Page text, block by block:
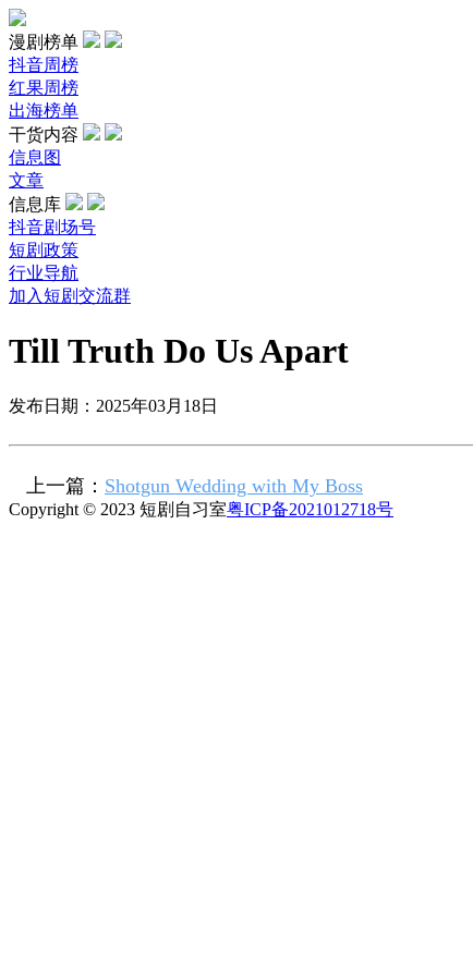
漫剧榜单
抖音周榜
红果周榜
出海榜单
干货内容
信息图
文章
信息库
抖音剧场号
短剧政策
行业导航
加入短剧交流群
Till Truth Do Us Apart
发布日期：2025年03月18日
上一篇： Shotgun Wedding with My Boss
Copyright © 2023 短剧自习室粤ICP备2021012718号